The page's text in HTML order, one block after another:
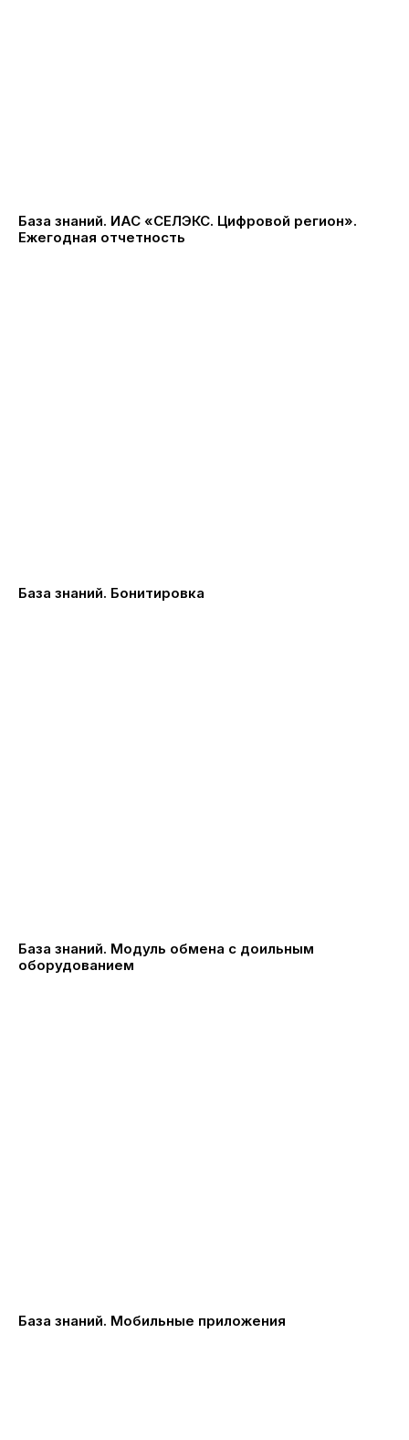
База знаний. ИАС «СЕЛЭКС. Цифровой регион».
Ежегодная отчетность
База знаний. Бонитировка
База знаний. Модуль обмена с доильным
оборудованием
База знаний. Мобильные приложения